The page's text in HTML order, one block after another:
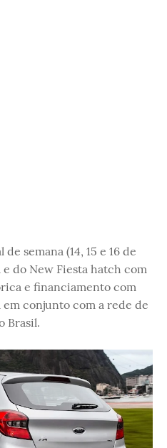
semana (14, 15 e 16 de
do New Fiesta hatch com
e financiamento com
em conjunto com a rede de
Brasil.